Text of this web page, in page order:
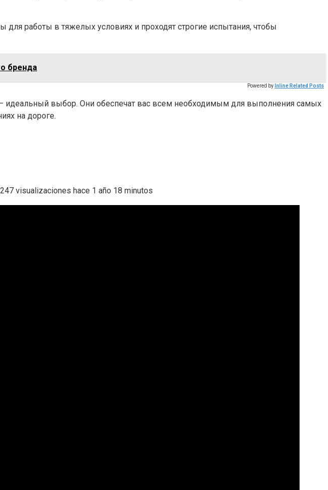
работы в тяжелых условиях и проходят строгие испытания, чтобы
бренда
Powered by Inline Related Posts
идеальный выбор. Они обеспечат вас всем необходимым для выполнения самых
на дороге.
hace 1 año 18 minutos